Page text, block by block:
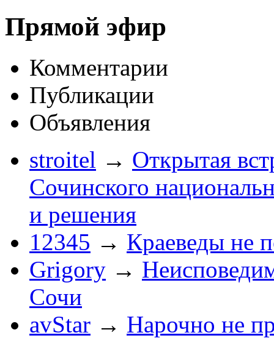
Прямой эфир
Комментарии
Публикации
Объявления
stroitel → Открытая
Сочинского
и решения
12345 → Краеведы не
Grigory →
Сочи
avStar → Нарочно не